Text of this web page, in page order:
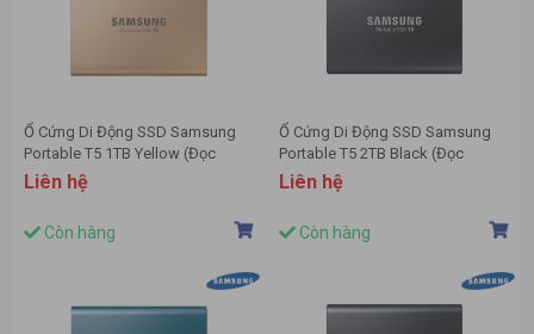
Ổ Cứng Di Động SSD Samsung
Portable T5 1TB Yellow (Đọc
540MB/s - Ghi 540MB/s) - (MU-
PA1T0G/WW)
Liên hệ
Còn hàng
Ổ Cứng Di Động SSD Samsung
Portable T5 2TB Black (Đọc
540MB/s - Ghi 540MB/s) - (MU-
PA2T0B/WW)
Liên hệ
Còn hàng